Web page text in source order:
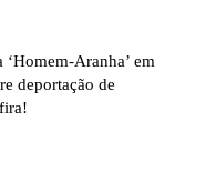
‘Homem-Aranha’ em
deportação de